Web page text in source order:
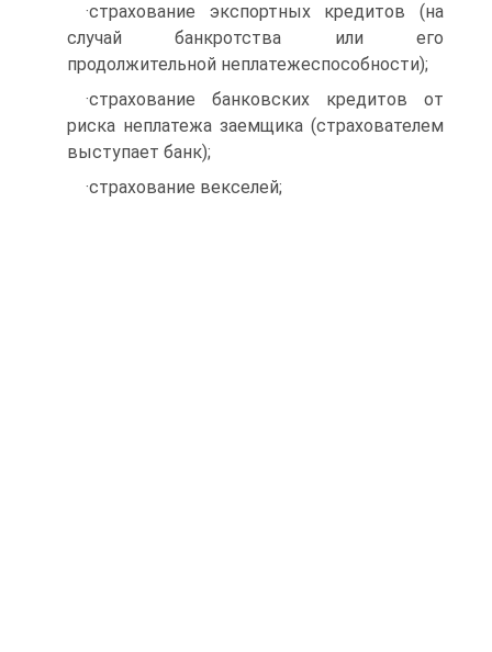
·страхование экспортных кредитов (на
случай банкротства или его
продолжительной неплатежеспособности);
·страхование банковских кредитов от
риска неплатежа заемщика (страхователем
выступает банк);
·страхование векселей;